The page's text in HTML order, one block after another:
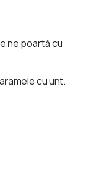
ne poartă cu
cu unt.